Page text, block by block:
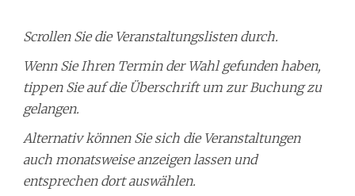
Scrollen Sie die Veranstaltungslisten durch.
Wenn Sie Ihren Termin der Wahl gefunden haben,
tippen Sie auf die Überschrift um zur Buchung zu
gelangen.
Alternativ können Sie sich die Veranstaltungen
auch monatsweise anzeigen lassen und
entsprechen dort auswählen.